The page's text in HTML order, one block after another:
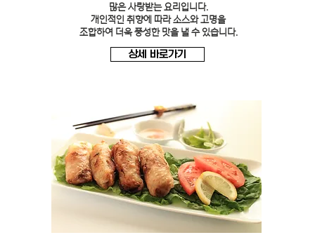
많은 사랑받는 요리입니다.
개인적인 취향에 따라 소스와 고명을
조합하여 더욱 풍성한 맛을 낼 수 있습니다.
상세 바로가기